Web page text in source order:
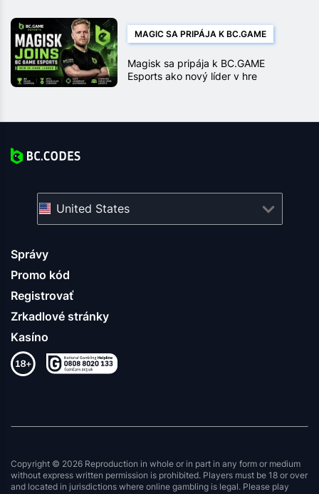
MAGIC SA PRIPÁJA K BC.GAME
Magisk sa pripája k BC.GAME
Esports ako nový líder v hre
Správy
Promo kód
Registrovať
Zrkadlové stránky
Kasíno
United States
Copyright © 2026 Reproduction in whole or in part in any form or medium
without express written permission is prohibited. Players must be 18 or over
and located in jurisdictions where online gambling is legal. Please play